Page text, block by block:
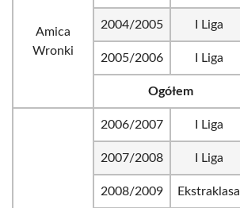
Amica
Wronki
2004/2005 I Liga
2005/2006 I Liga
Ogółem
2006/2007 I Liga
2007/2008 I Liga
2008/2009 Ekstraklasa